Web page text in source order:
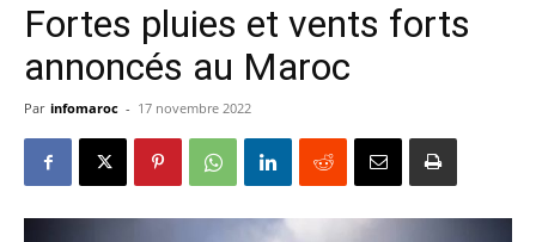
Fortes pluies et vents forts
annoncés au Maroc
Par infomaroc - 17 novembre 2022